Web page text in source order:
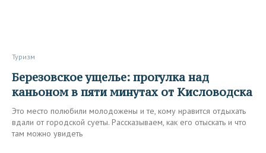
Туризм
Березовское ущелье: прогулка над
каньоном в пяти минутах от Кисловодска
Это место полюбили молодожены и те, кому нравится отдыхать
вдали от городской суеты. Рассказываем, как его отыскать и что
там можно увидеть